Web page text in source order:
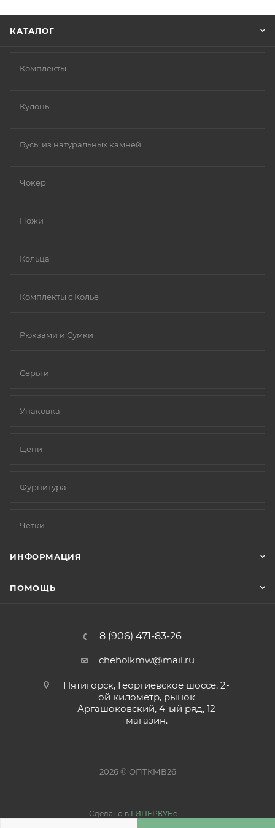
КАТАЛОГ
Комплекты
Кулоны
Бусы из натуральных камней
Чокер
Ножи
Кольца
Комплекты с Колье
Рюкзами и Сумки
Серьги
Упаковка
Цепи
Фурнитура
Чётки
ИНФОРМАЦИЯ
ПОМОЩЬ
8 (906) 471-83-26
cheholkmw@mail.ru
Пятигорск, Георгиевское шоссе, 2-
ой километр, рынок
Аргашоковский, 4-ый ряд, 12
магазин.
2026 © ОПТКМВ26
Сделано в ГИПЕРКУБе